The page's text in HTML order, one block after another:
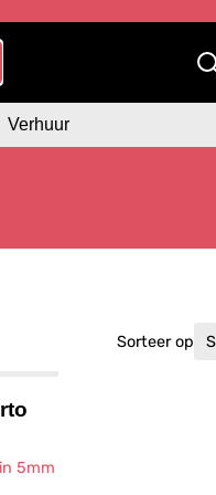
Verhuur
Sorteer op